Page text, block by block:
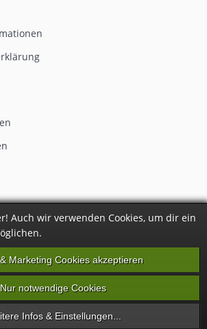
Mehrwertsteuer, zzgl.Versandkosten·Party
Bar © 2026 EFAG GmbH & Co. KG
Auch wir verwenden Cookies, um dir ein
Marketing Cookies akzeptieren
Nur notwendige Cookies
Infos & Einstellungen...